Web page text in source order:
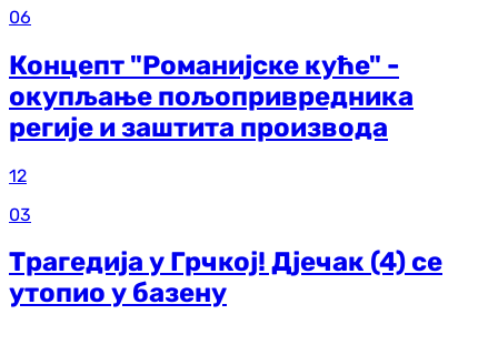
06
Концепт "Романијске куће" -
окупљање пољопривредника
регије и заштита производа
12
03
Трагедија у Грчкој! Дјечак (4) се
утопио у базену